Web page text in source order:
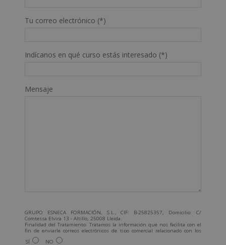
Tu correo electrónico (*)
Indícanos en qué curso estás interesado (*)
Mensaje
GRUPO ESNECA FORMACIÓN, S.L., CIF: B-25825357, Domicilio: C/
Comtessa Elvira 13 - Altillo, 25008 Lleida.
Finalidad del Tratamiento: Tratamos la información que nos facilita con el
fin de enviarle correos electrónicos de tipo comercial relacionado con los
productos ofrecidos y otros tipo de productos que fueran de su interés.
Legitimación del tratamiento: Consentimiento del interesado.
SÍ NO